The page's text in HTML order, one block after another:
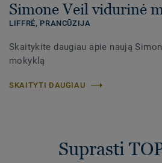
Simone Veil vidurinė
LIFFRÉ, PRANCŪZIJA
Skaitykite daugiau apie naują
mokyklą
SKAITYTI DAUGIAU
Suprasti